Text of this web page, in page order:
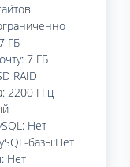
ГБ
7 ГБ
RAID
2200 ГГц
Нет
базы:Нет
Нет